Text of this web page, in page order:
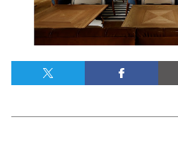
テキーラの飲み方
テキーラマップ